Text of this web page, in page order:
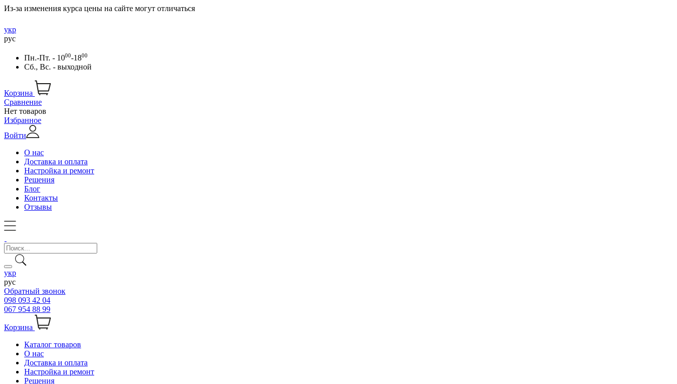
Из-за изменения курса цены на сайте могут отличаться
укр
рус
Пн.-Пт. - 1000-1800
Сб., Вс. - выходной
Корзина
Сравнение
Нет товаров
Избранное
Войти
О нас
Доставка и оплата
Настройка и ремонт
Решения
Блог
Контакты
Отзывы
укр
рус
Обратный звонок
098 093 42 04
067 954 88 99
Корзина
Каталог товаров
О нас
Доставка и оплата
Настройка и ремонт
Решения